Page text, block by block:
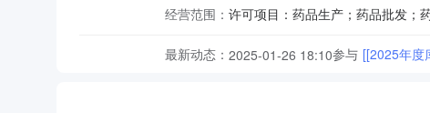
经营范围：
最新动态： 2025-01-26 18:10参与 [[2025年度